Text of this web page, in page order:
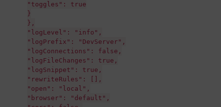
"toggles": true
}
},
"logLevel": "info",
"logPrefix": "DevServer",
"logConnections": false,
"logFileChanges": true,
"logSnippet": true,
"rewriteRules": [],
"open": "local",
"browser": "default",